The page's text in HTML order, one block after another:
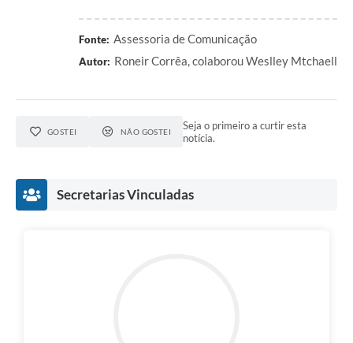
Fonte: Assessoria de Comunicação
Autor: Roneir Corrêa, colaborou Weslley Mtchaell
GOSTEI NÃO GOSTEI
Seja o primeiro a curtir esta
notícia.
Secretarias Vinculadas